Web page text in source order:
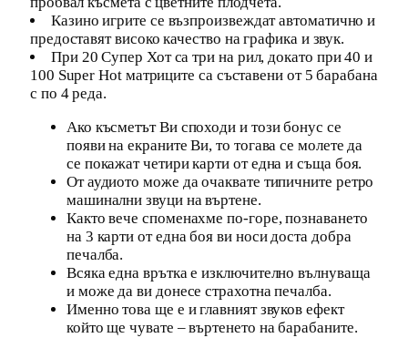
Казино игрите се възпроизвеждат автоматично и
предоставят високо качество на графика и звук.
При 20 Супер Хот са три на рил, докато при 40 и
100 Super Hot матриците са съставени от 5 барабана
с по 4 реда.
Ако късметът Ви споходи и този бонус се
появи на екраните Ви, то тогава се молете да
се покажат четири карти от една и съща боя.
От аудиото може да очаквате типичните ретро
машинални звуци на въртене.
Както вече споменахме по-горе, познаването
на 3 карти от една боя ви носи доста добра
печалба.
Всяка една врътка е изключително вълнуваща
и може да ви донесе страхотна печалба.
Именно това ще е и главният звуков ефект
който ще чувате – въртенето на барабаните.